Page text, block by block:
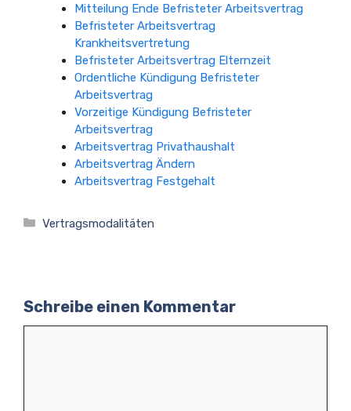
Mitteilung Ende Befristeter Arbeitsvertrag
Befristeter Arbeitsvertrag
Krankheitsvertretung
Befristeter Arbeitsvertrag Elternzeit
Ordentliche Kündigung Befristeter
Arbeitsvertrag
Vorzeitige Kündigung Befristeter
Arbeitsvertrag
Arbeitsvertrag Privathaushalt
Arbeitsvertrag Ändern
Arbeitsvertrag Festgehalt
Kategorien
Vertragsmodalitäten
Schreibe einen Kommentar